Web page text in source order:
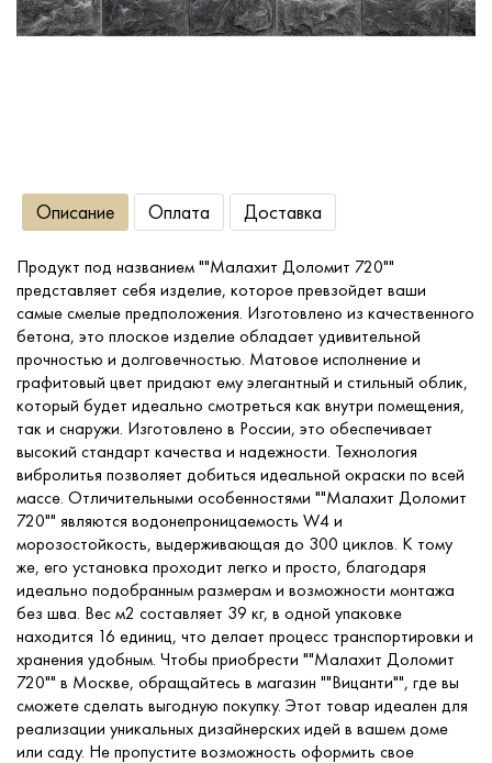
Услуги
Портфолио
Доставка
Контакты
Описание Оплата Доставка
Продукт под названием ""Малахит Доломит 720""
представляет себя изделие, которое превзойдет ваши
самые смелые предположения. Изготовлено из качественного
бетона, это плоское изделие обладает удивительной
прочностью и долговечностью. Матовое исполнение и
графитовый цвет придают ему элегантный и стильный облик,
который будет идеально смотреться как внутри помещения,
так и снаружи. Изготовлено в России, это обеспечивает
высокий стандарт качества и надежности. Технология
вибролитья позволяет добиться идеальной окраски по всей
массе. Отличительными особенностями ""Малахит Доломит
720"" являются водонепроницаемость W4 и
морозостойкость, выдерживающая до 300 циклов. К тому
же, его установка проходит легко и просто, благодаря
идеально подобранным размерам и возможности монтажа
без шва. Вес м2 составляет 39 кг, в одной упаковке
находится 16 единиц, что делает процесс транспортировки и
хранения удобным. Чтобы приобрести ""Малахит Доломит
720"" в Москве, обращайтесь в магазин ""Вицанти"", где вы
сможете сделать выгодную покупку. Этот товар идеален для
реализации уникальных дизайнерских идей в вашем доме
или саду. Не пропустите возможность оформить свое